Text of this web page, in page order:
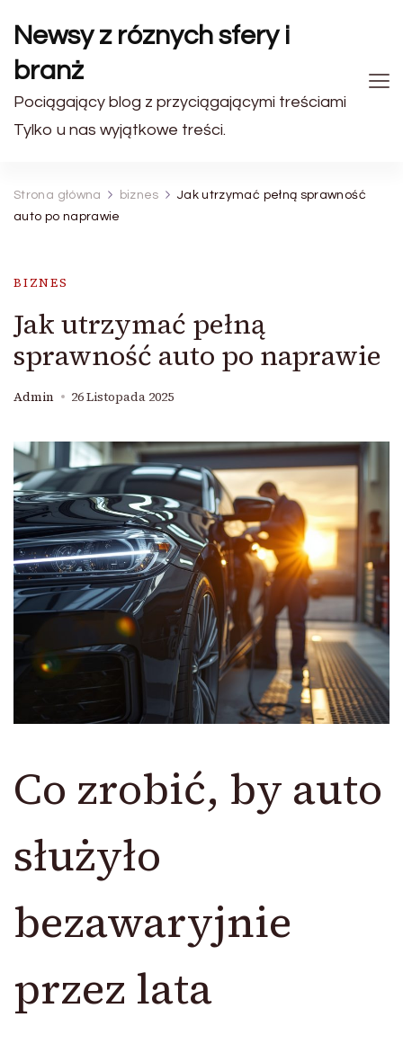
Newsy z róznych sfery i
branż
Pociągający blog z przyciągającymi treściami
Tylko u nas wyjątkowe treści.
Strona główna biznes
Jak utrzymać pełną sprawność
auto po naprawie
BIZNES
Jak utrzymać pełną
sprawność auto po naprawie
Admin 26 Listopada 2025
Co zrobić, by auto
służyło
bezawaryjnie
przez lata